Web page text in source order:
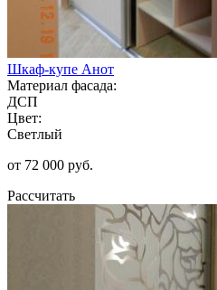
Шкаф-купе Анот
Материал фасада:
ДСП
Цвет:
Светлый
от 72 000 руб.
Рассчитать